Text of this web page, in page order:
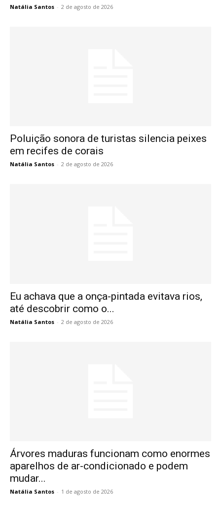
Natália Santos - 2 de agosto de 2026
Poluição sonora de turistas silencia peixes
em recifes de corais
Natália Santos - 2 de agosto de 2026
Eu achava que a onça-pintada evitava rios,
até descobrir como o...
Natália Santos - 2 de agosto de 2026
Árvores maduras funcionam como enormes
aparelhos de ar-condicionado e podem
mudar...
Natália Santos - 1 de agosto de 2026